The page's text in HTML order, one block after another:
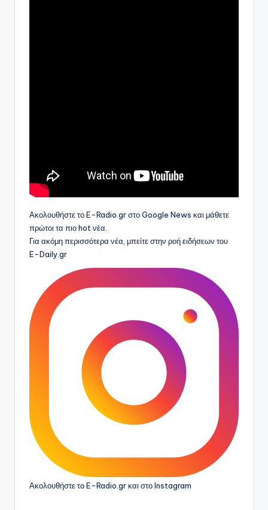
Ακολουθήστε το E-Radio.gr στο Google News και μάθετε
πρώτοι τα πιο hot νέα.
Για ακόμη περισσότερα νέα, μπείτε στην ροή ειδήσεων του
E-Daily.gr
Ακολουθήστε το E-Radio.gr και στο Instagram